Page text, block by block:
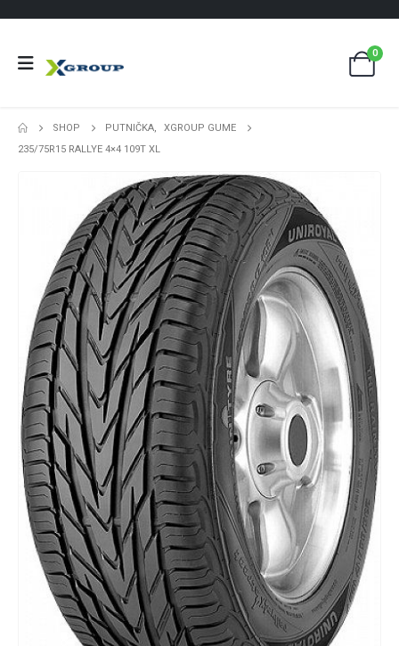
0
SHOP PUTNIČKA,
XGROUP GUME
235/75R15 RALLYE 4×4 109T XL